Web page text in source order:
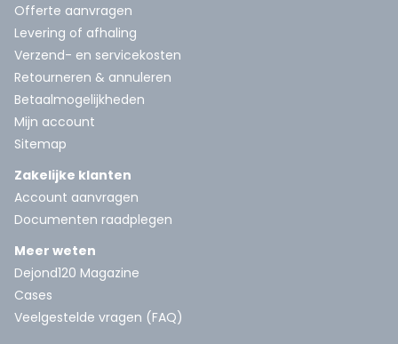
Offerte aanvragen
Levering of afhaling
Verzend- en servicekosten
Retourneren & annuleren
Betaalmogelijkheden
Mijn account
Sitemap
Zakelijke klanten
Account aanvragen
Documenten raadplegen
Meer weten
Dejond120 Magazine
Cases
Veelgestelde vragen (FAQ)